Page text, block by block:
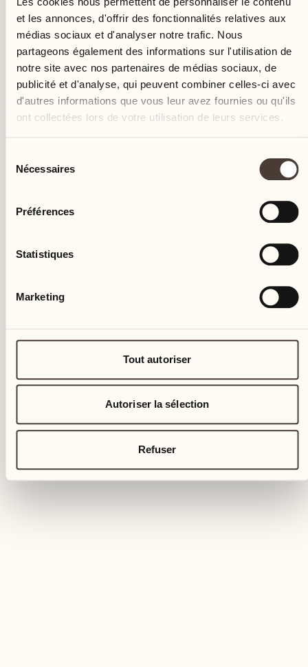
et les annonces, d'offrir des fonctionnalités relatives aux
médias sociaux et d'analyser notre trafic. Nous
partageons également des informations sur l'utilisation de
notre site avec nos partenaires de médias sociaux, de
publicité et d'analyse, qui peuvent combiner celles-ci avec
d'autres informations que vous leur avez fournies ou qu'ils
ont collectées lors de votre utilisation de leurs services.
Nécessaires
Préférences
Statistiques
Marketing
Tout autoriser
Autoriser la sélection
Refuser
Le cours a lieu au Tavolo Carpino ; en cas de pluie, il